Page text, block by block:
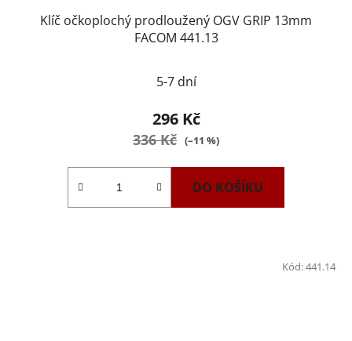
Klíč očkoplochý prodloužený OGV GRIP 13mm
FACOM 441.13
5-7 dní
296 Kč
336 Kč (–11 %)
DO KOŠÍKU
Kód:441.14